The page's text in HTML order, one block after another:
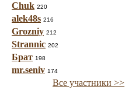
Chuk 220
alek48s 216
Grozniy 212
Strannic 202
Брат 198
mr.seniv 174
Все участники >>